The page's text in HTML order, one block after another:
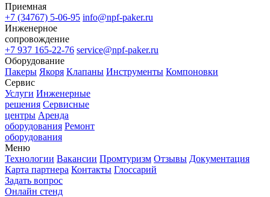
Приемная
+7 (34767) 5-06-95 info@npf-paker.ru
Инженерное
сопровождение
+7 937 165-22-76 service@npf-paker.ru
Оборудование
Пакеры Якоря Клапаны Инструменты Компоновки
Сервис
Услуги Инженерные
решения Сервисные
центры Аренда
оборудования Ремонт
оборудования
Меню
Технологии Вакансии Промтуризм Отзывы Документация
Карта партнера Контакты Глоссарий
Задать вопрос
Онлайн стенд